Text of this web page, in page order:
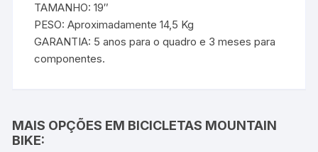
TAMANHO: 19″
PESO: Aproximadamente 14,5 Kg
GARANTIA: 5 anos para o quadro e 3 meses para
componentes.
MAIS OPÇÕES EM BICICLETAS MOUNTAIN
BIKE: